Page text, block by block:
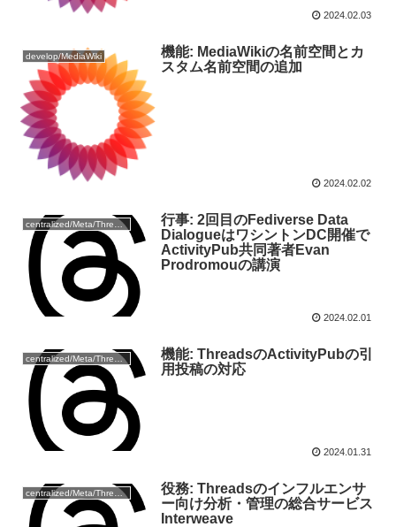
2024.02.03
develop/MediaWiki
機能: MediaWikiの名前空間とカ
スタム名前空間の追加
2024.02.02
centralized/Meta/Threads
行事: 2回目のFediverse Data
DialogueはワシントンDC開催で
ActivityPub共同著者Evan
Prodromouの講演
2024.02.01
centralized/Meta/Threads
機能: ThreadsのActivityPubの引
用投稿の対応
2024.01.31
centralized/Meta/Threads
役務: Threadsのインフルエンサ
ー向け分析・管理の総合サービス
Interweave